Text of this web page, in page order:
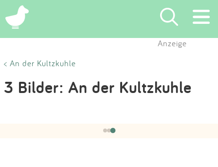
×
Eintragen
Anzeige
< An der Kultzkuhle
3 Bilder: An der Kultzkuhle